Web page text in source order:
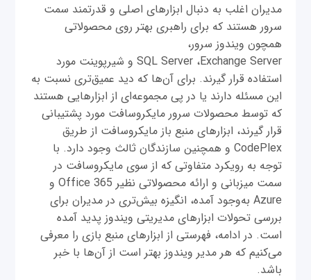
مدیران اغلب به دنبال ابزارهای اصلی و قدرتمند سمت
سرور هستند که برای راهبری بهتر روی محصولاتی
همچون ویندوز سرور،
SQL Server ،Exchange Server و شیرپوینت مورد
استفاده قرار گیرند. برای آن‌ها که دید عمیق‌تری نسبت به
این مسئله دارند یا در پی مجموعه‌ای از ابزارهایی هستند
که توسط محصولات سرور مایکروسافت مورد پشتیبانی
قرار گیرند، ابزارهای منبع‌ باز مایکروسافت از طریق
CodePlex و همچنین سازندگان ثالث وجود دارد. با
توجه به رویکرد متفاوتی که از سوی مایکروسافت در
سمت میزبانی و ارائه محصولاتی نظیر Office 365 و
Azure به‌وجود آمده، انگیزه بیش‌تری در مدیران برای
بررسی تحولات ابزارهای مدیریتی ویندوز پدید آمده
است. در ادامه، فهرستی از ابزارهای منبع‌ بازی را معرفی
می‌کنیم که هر مدیر ویندوز بهتر است از آن‌ها با خبر
باشد.